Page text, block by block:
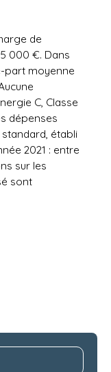
de
000 €. Dans
part moyenne
C, Classe
dépenses
établi
2021 : entre
sur les
sont